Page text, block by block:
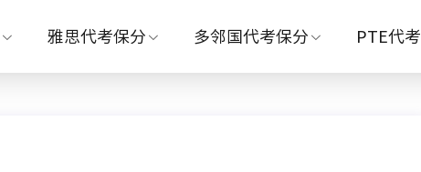
雅思代考保分 多邻国代考保分 PTE代考